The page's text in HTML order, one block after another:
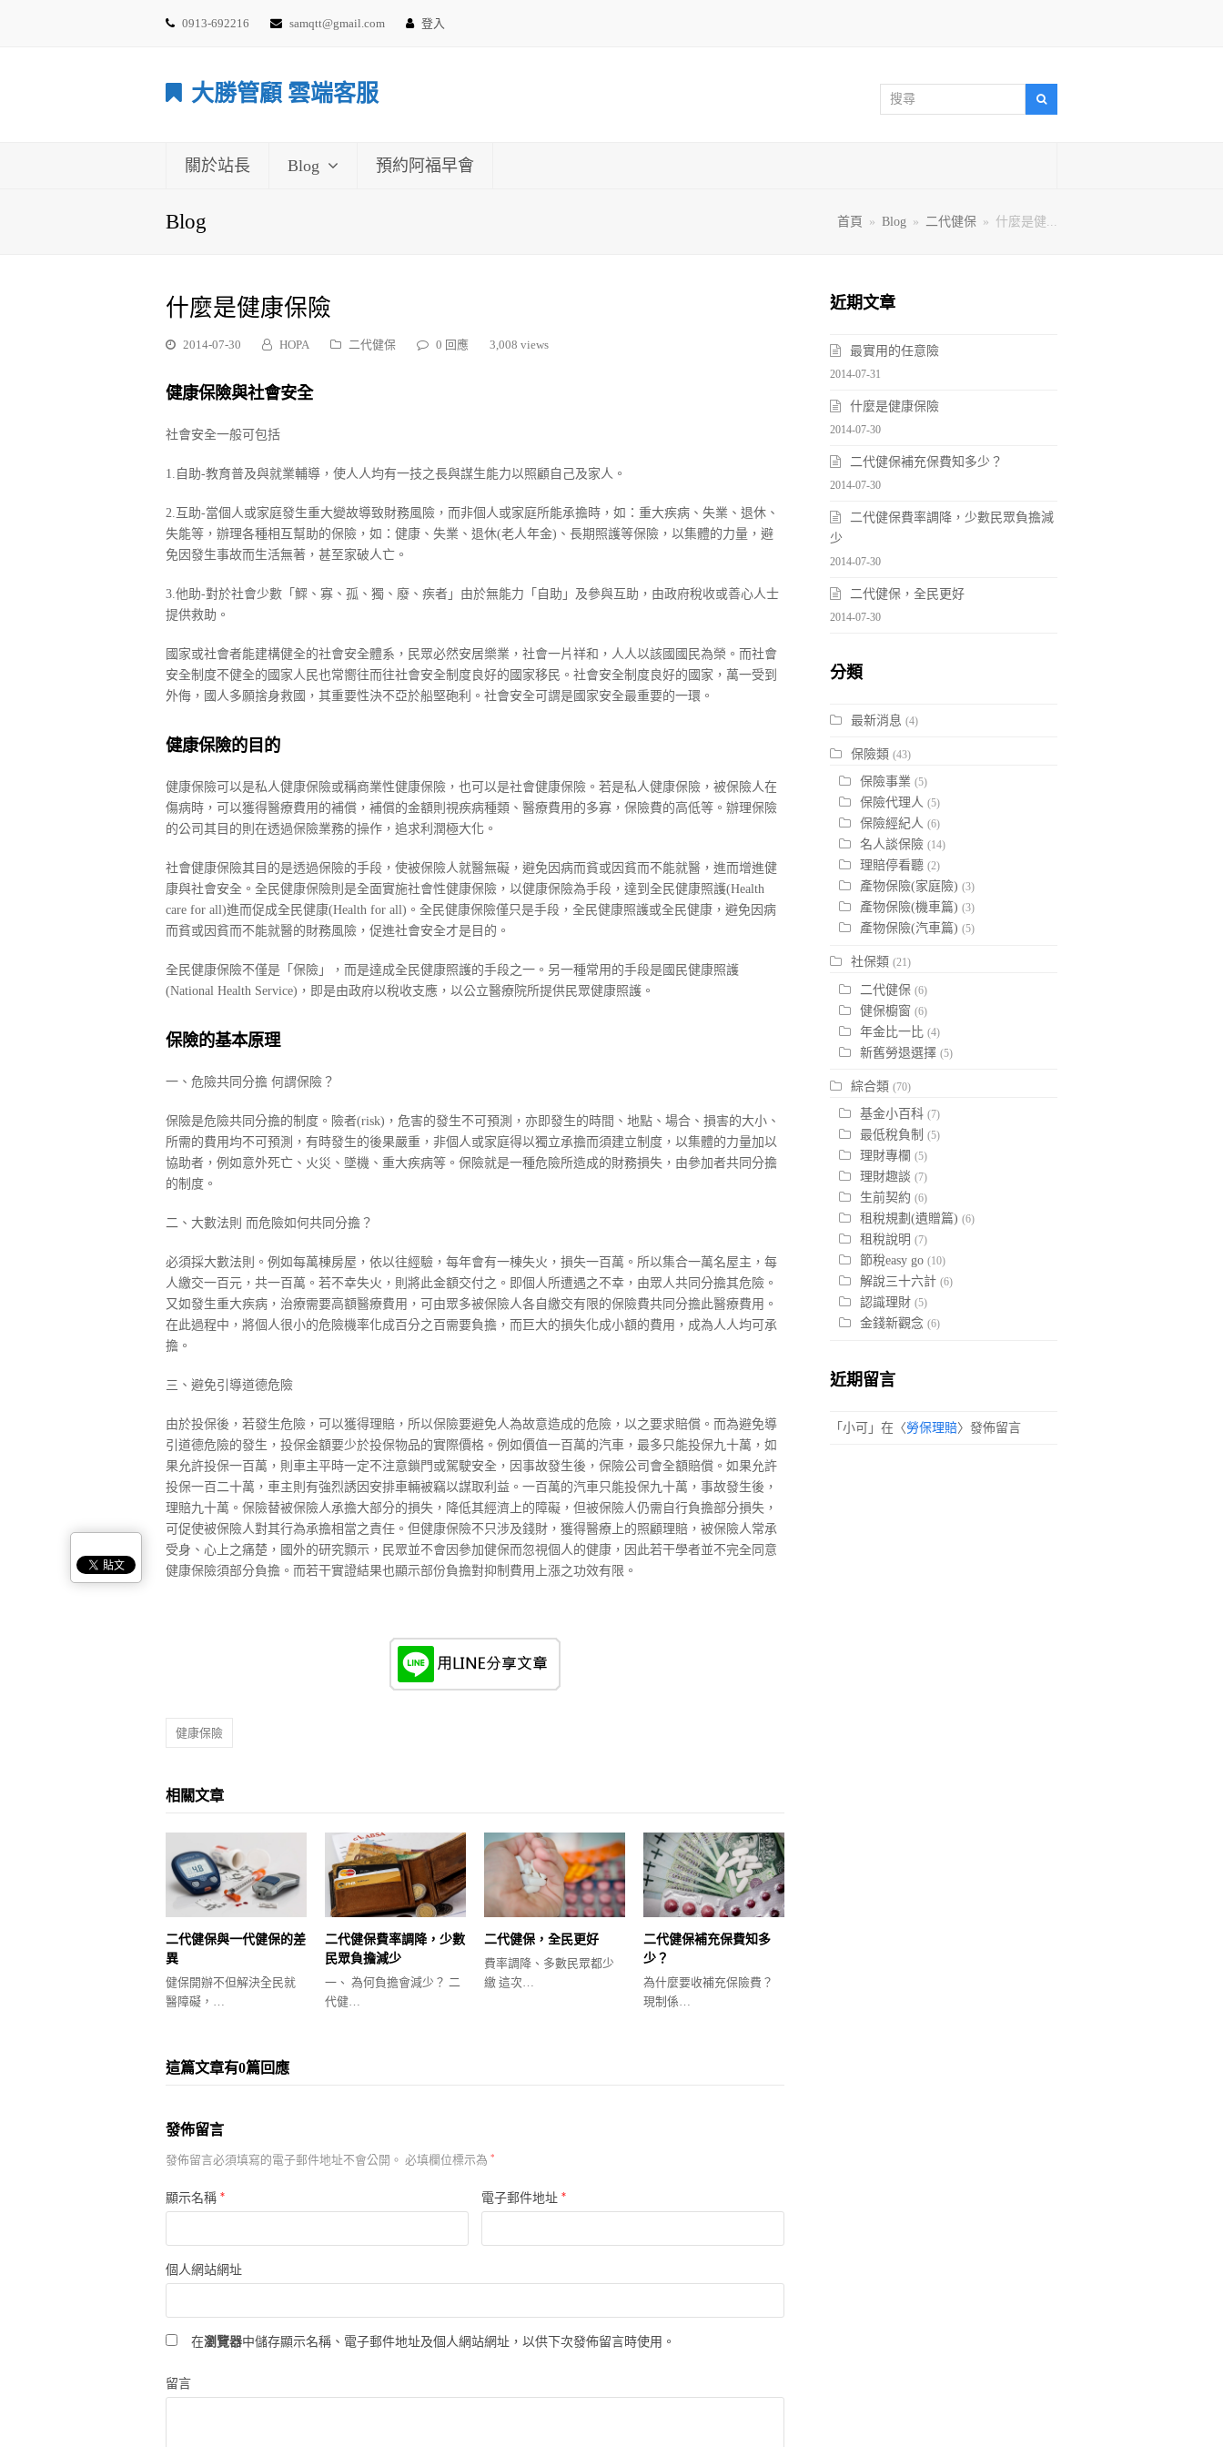
0913-692216 samqtt@gmail.com 登入
大勝管顧 雲端客服
搜
尋
關於站長 Blog 預約阿福早會
Blog 首頁 » Blog » 二代健保 » 什麼是健...
什麼是健康保險
2014-07-30 HOPA 二代健保 0 回應 3,008 views
健康保險與社會安全
社會安全一般可包括
1.自助-教育普及與就業輔導，使人人均有一技之長與謀生能力以照顧自己及家人。
2.互助-當個人或家庭發生重大變故導致財務風險，而非個人或家庭所能承擔時，如：重大疾病、失業、退休、
失能等，辦理各種相互幫助的保險，如：健康、失業、退休(老人年金)、長期照護等保險，以集體的力量，避
免因發生事故而生活無著，甚至家破人亡。
3.他助-對於社會少數「鰥、寡、孤、獨、廢、疾者」由於無能力「自助」及參與互助，由政府稅收或善心人士
提供救助。
國家或社會者能建構健全的社會安全體系，民眾必然安居樂業，社會一片祥和，人人以該國國民為榮。而社會
安全制度不健全的國家人民也常嚮往而往社會安全制度良好的國家移民。社會安全制度良好的國家，萬一受到
外侮，國人多願捨身救國，其重要性決不亞於船堅砲利。社會安全可謂是國家安全最重要的一環。
健康保險的目的
健康保險可以是私人健康保險或稱商業性健康保險，也可以是社會健康保險。若是私人健康保險，被保險人在
傷病時，可以獲得醫療費用的補償，補償的金額則視疾病種類、醫療費用的多寡，保險費的高低等。辦理保險
的公司其目的則在透過保險業務的操作，追求利潤極大化。
社會健康保險其目的是透過保險的手段，使被保險人就醫無礙，避免因病而貧或因貧而不能就醫，進而增進健
康與社會安全。全民健康保險則是全面實施社會性健康保險，以健康保險為手段，達到全民健康照護(Health
care for all)進而促成全民健康(Health for all)。全民健康保險僅只是手段，全民健康照護或全民健康，避免因病
而貧或因貧而不能就醫的財務風險，促進社會安全才是目的。
全民健康保險不僅是「保險」，而是達成全民健康照護的手段之一。另一種常用的手段是國民健康照護
(National Health Service)，即是由政府以稅收支應，以公立醫療院所提供民眾健康照護。
保險的基本原理
一、危險共同分擔 何謂保險？
保險是危險共同分擔的制度。險者(risk)，危害的發生不可預測，亦即發生的時間、地點、場合、損害的大小、
所需的費用均不可預測，有時發生的後果嚴重，非個人或家庭得以獨立承擔而須建立制度，以集體的力量加以
協助者，例如意外死亡、火災、墜機、重大疾病等。保險就是一種危險所造成的財務損失，由參加者共同分擔
的制度。
二、大數法則 而危險如何共同分擔？
必須採大數法則。例如每萬棟房屋，依以往經驗，每年會有一棟失火，損失一百萬。所以集合一萬名屋主，每
人繳交一百元，共一百萬。若不幸失火，則將此金額交付之。即個人所遭遇之不幸，由眾人共同分擔其危險。
又如發生重大疾病，治療需要高額醫療費用，可由眾多被保險人各自繳交有限的保險費共同分擔此醫療費用。
在此過程中，將個人很小的危險機率化成百分之百需要負擔，而巨大的損失化成小額的費用，成為人人均可承
擔。
三、避免引導道德危險
由於投保後，若發生危險，可以獲得理賠，所以保險要避免人為故意造成的危險，以之要求賠償。而為避免導
引道德危險的發生，投保金額要少於投保物品的實際價格。例如價值一百萬的汽車，最多只能投保九十萬，如
果允許投保一百萬，則車主平時一定不注意鎖門或駕駛安全，因事故發生後，保險公司會全額賠償。如果允許
投保一百二十萬，車主則有強烈誘因安排車輛被竊以謀取利益。一百萬的汽車只能投保九十萬，事故發生後，
理賠九十萬。保險替被保險人承擔大部分的損失，降低其經濟上的障礙，但被保險人仍需自行負擔部分損失，
可促使被保險人對其行為承擔相當之責任。但健康保險不只涉及錢財，獲得醫療上的照顧理賠，被保險人常承
受身、心上之痛楚，國外的研究顥示，民眾並不會因參加健保而忽視個人的健康，因此若干學者並不完全同意
健康保險須部分負擔。而若干實證結果也顯示部份負擔對抑制費用上漲之功效有限。
健康保險
相關文章
二代健保與一代健保的差
異
健保開辦不但解決全民就
醫障礙，…
二代健保費率調降，少數
民眾負擔減少
一、 為何負擔會減少？ 二
代健…
二代健保，全民更好
費率調降、多數民眾都少
繳 這次…
二代健保補充保費知多
少？
為什麼要收補充保險費？
現制係…
這篇文章有0篇回應
發佈留言
發佈留言必須填寫的電子郵件地址不會公開。 必填欄位標示為 *
顯示名稱 * 電子郵件地址 *
個人網站網址
在瀏覽器中儲存顯示名稱、電子郵件地址及個人網站網址，以供下次發佈留言時使用。
留言
近期文章
最實用的任意險
2014-07-31
什麼是健康保險
2014-07-30
二代健保補充保費知多少？
2014-07-30
二代健保費率調降，少數民眾負擔減
少
2014-07-30
二代健保，全民更好
2014-07-30
分類
最新消息 (4)
保險類 (43)
保險事業 (5)
保險代理人 (5)
保險經紀人 (6)
名人談保險 (14)
理賠停看聽 (2)
產物保險(家庭險) (3)
產物保險(機車篇) (3)
產物保險(汽車篇) (5)
社保類 (21)
二代健保 (6)
健保櫥窗 (6)
年金比一比 (4)
新舊勞退選擇 (5)
綜合類 (70)
基金小百科 (7)
最低稅負制 (5)
理財專欄 (5)
理財趣談 (7)
生前契約 (6)
租稅規劃(遺贈篇) (6)
租稅說明 (7)
節稅easy go (10)
解說三十六計 (6)
認識理財 (5)
金錢新觀念 (6)
近期留言
「 小可 」在〈勞保理賠〉發佈留言